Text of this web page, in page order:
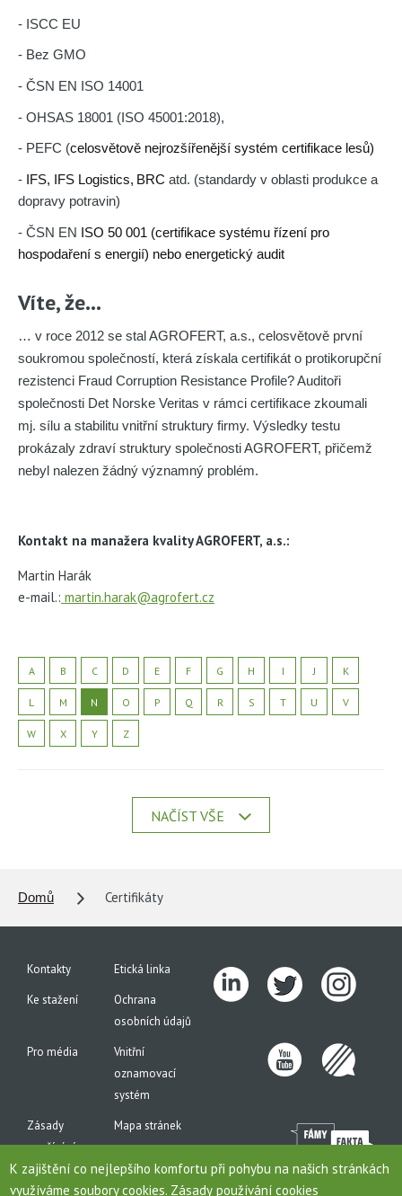
- ISCC EU
- Bez GMO
- ČSN EN ISO 14001
- OHSAS 18001 (ISO 45001:2018),
- PEFC (celosvětově nejrozšířenější systém certifikace lesů)
- IFS, IFS Logistics, BRC atd. (standardy v oblasti produkce a
dopravy potravin)
- ČSN EN ISO 50 001 (certifikace systému řízení pro
hospodaření s energií) nebo energetický audit
Víte, že…
… v roce 2012 se stal AGROFERT, a.s., celosvětově první
soukromou společností, která získala certifikát o protikorupční
rezistenci Fraud Corruption Resistance Profile? Auditoři
společnosti Det Norske Veritas v rámci certifikace zkoumali
mj. sílu a stabilitu vnitřní struktury firmy. Výsledky testu
prokázaly zdraví struktury společnosti AGROFERT, přičemž
nebyl nalezen žádný významný problém.
​Kontakt na manažera kvality AGROFERT, a.s.:
Martin Harák
e-mail.: martin.harak@agrofert.cz
A B C D E F G H I J K
L M N O P Q R S T U V
W X Y Z
NAČÍST VŠE
Domů Certifikáty
Kontakty
Etická linka
Ke stažení
Ochrana
osobních údajů
Pro média
Vnitřní
oznamovací
systém
Zásady
používání
cookies
Mapa stránek
K zajištění co nejlepšího komfortu při pohybu na našich stránkách
využíváme soubory cookies. Zásady používání cookies